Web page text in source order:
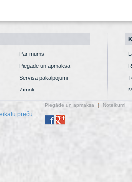
Par mums
Piegāde un apmaksa
Servisa pakalpojumi
Zīmoli
Piegāde un apmaksa Noteikumi